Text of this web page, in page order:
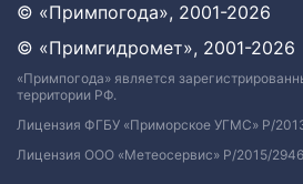
© «Примпогода», 2001-2026
© «Примгидромет», 2001-2026
«Примпогода» является
территории РФ.
Лицензия ФГБУ «Приморское УГМС» Р/
Лицензия ООО «Метеосервис» Р/2015/